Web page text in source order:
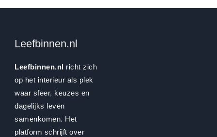
Leefbinnen.nl
Leefbinnen.nl richt zich
op het interieur als plek
waar sfeer, keuzes en
dagelijks leven
samenkomen. Het
platform schrijft over